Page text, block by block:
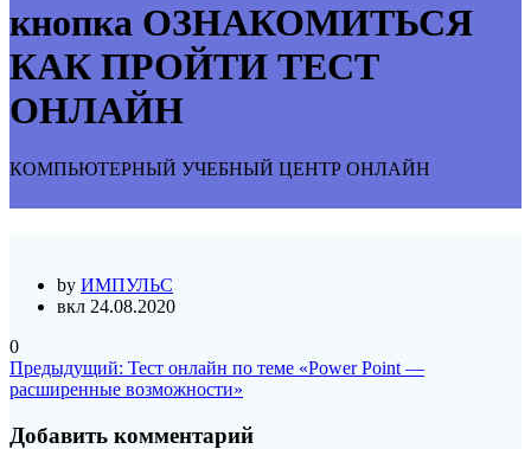
кнопка ОЗНАКОМИТЬСЯ
КАК ПРОЙТИ ТЕСТ
ОНЛАЙН
КОМПЬЮТЕРНЫЙ УЧЕБНЫЙ ЦЕНТР ОНЛАЙН
by ИМПУЛЬС
вкл 24.08.2020
0
Навигация
по
записям
Предыдущий: Предыдущая
запись:
Тест онлайн по теме «Power Point —
расширенные возможности»
Добавить комментарий